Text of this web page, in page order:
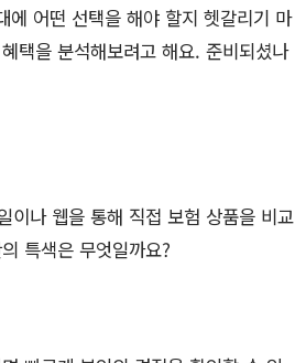
에 어떤 선택을 해야 할지 헷갈리기 마
택을 분석해보려고 해요. 준비되셨나
이나 웹을 통해 직접 보험 상품을 비교
특색은 무엇일까요?